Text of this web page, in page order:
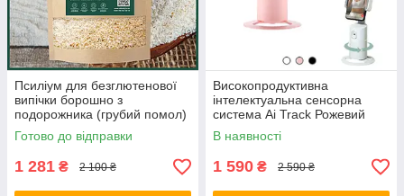
Псиліум для безглютенової
випічки борошно з
подорожника (грубий помол)
1500 грам
Готово до відправки
1 281 ₴ 2 100 ₴
Високопродуктивна
інтелектуальна сенсорна
система Ai Track Рожевий
BIO
В наявності
1 590 ₴ 2 590 ₴